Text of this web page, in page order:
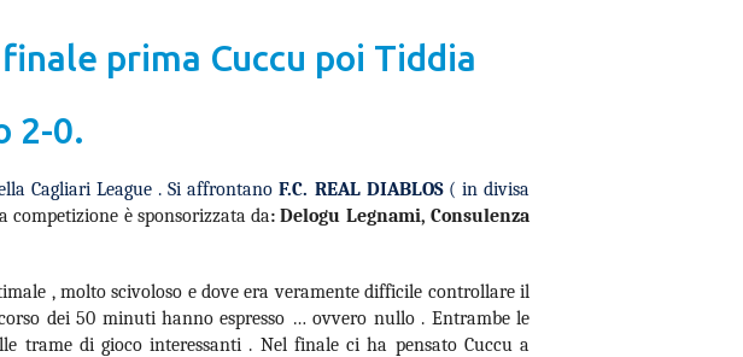
prima Cuccu poi Tiddia
2-0.
Cagliari League .Si affrontanoF.C. REAL DIABLOS ( in divisa
competizione è sponsorizzata da: Delogu Legnami, Consulenza
, molto scivoloso e dove era veramente difficile controllare il
dei 50 minuti hanno espresso … ovvero nullo . Entrambe le
trame di gioco interessanti . Nel finale ci ha pensato Cuccu a